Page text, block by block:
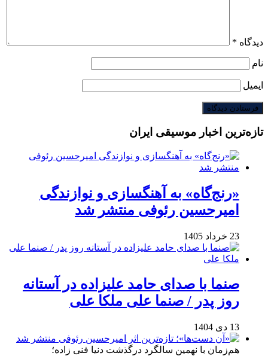
دیدگاه *
نام
ایمیل
تازه‌ترین اخبار موسیقی ایران
«رنج‌گاه» به آهنگسازی و نوازندگی
امیرحسین رئوفی منتشر شد
23 خرداد 1405
صنما با صدای حامد علیزاده در آستانه
روز پدر / صنما علی ملکا علی
13 دی 1404
هم‌زمان با نهمین سالگرد درگذشت دنیا فنی زاده؛